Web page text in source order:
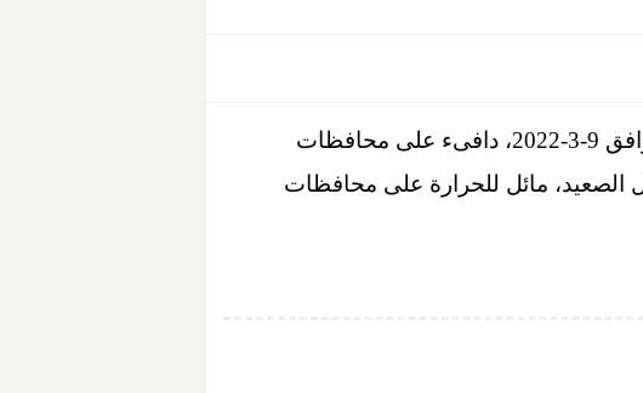
غدا الأربعاء الموافق 9-3-2022، دافىء على محافظات
الصعيد، مائل للحرارة على محافظات